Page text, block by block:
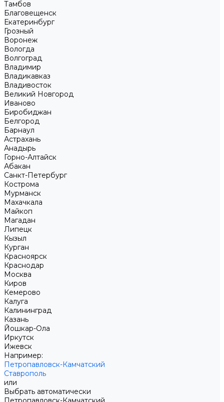
Тамбов
Благовещенск
Екатеринбург
Грозный
Воронеж
Вологда
Волгоград
Владимир
Владикавказ
Владивосток
Великий Новгород
Иваново
Биробиджан
Белгород
Барнаул
Астрахань
Анадырь
Горно-Алтайск
Абакан
Санкт-Петербург
Кострома
Мурманск
Махачкала
Майкоп
Магадан
Липецк
Кызыл
Курган
Красноярск
Краснодар
Москва
Киров
Кемерово
Калуга
Калининград
Казань
Йошкар-Ола
Иркутск
Ижевск
Например:
Петропавловск-Камчатский
Ставрополь
или
Выбрать автоматически